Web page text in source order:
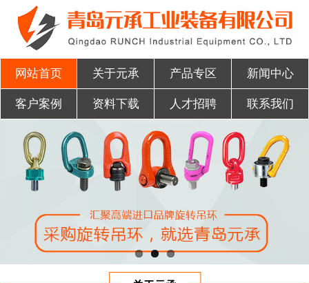
网站首页 关于元承 产品专区 新闻中心
客户案例 资料下载 人才招聘 联系我们